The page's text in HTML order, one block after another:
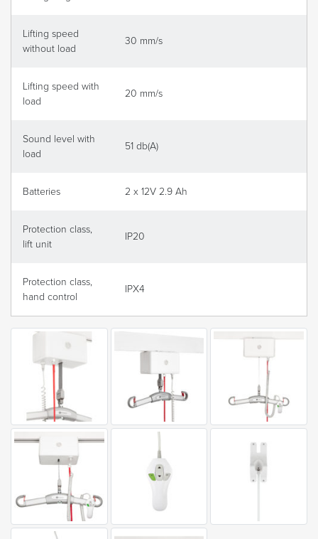
Lifting speed
without load
30 mm/s
Lifting speed with
load
20 mm/s
Sound level with
load
51 db(A)
Batteries 2 x 12V 2.9 Ah
Protection class,
lift unit
IP20
Protection class,
hand control
IPX4